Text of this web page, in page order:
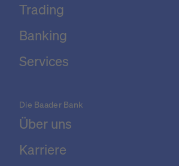
Trading
Banking
Services
Die Baader Bank
Über uns
Karriere